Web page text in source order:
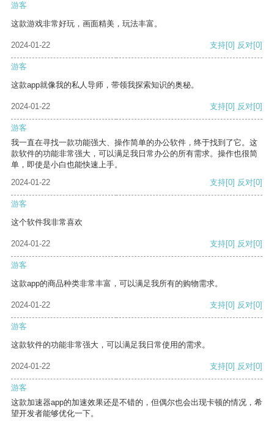
游客
这款游戏非常好玩，画面精美，玩法丰富。
2024-01-22 支持[0] 反对[0]
游客
这款app就像我的私人导师，带领我探索知识的奥秘。
2024-01-22 支持[0] 反对[0]
游客
我一直在寻找一款功能强大、操作简单的办公软件，终于找到了它。这
款软件的功能非常强大，可以满足我日常办公的所有需求。操作也很简
单，即使是小白也能快速上手。
2024-01-22
支持[0] 反对[0]
游客
这个软件我非常喜欢
2024-01-22 支持[0] 反对[0]
游客
这款app的商品种类非常丰富，可以满足我所有的购物需求。
2024-01-22 支持[0] 反对[0]
游客
这款软件的功能非常强大，可以满足我日常使用的需求。
2024-01-22 支持[0] 反对[0]
游客
这款加速器app的加速效果还是不错的，但偶尔也会出现卡顿的情况，希
望开发者能够优化一下。